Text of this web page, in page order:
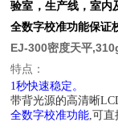
验室，生产线，室内
全数字校准功能保证
EJ-300密度天平
特点：
1秒快速稳定。
带背光源的高清晰
全数字校准功能,可直